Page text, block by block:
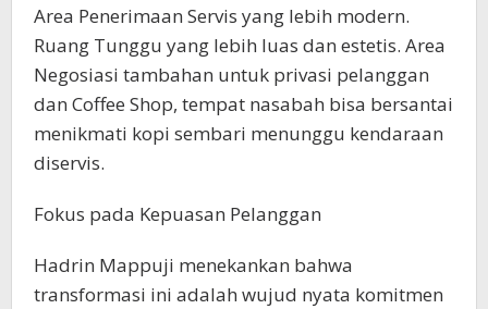
​Area Penerimaan Servis yang lebih modern. ​
Ruang Tunggu yang lebih luas dan estetis. ​Area
Negosiasi tambahan untuk privasi pelanggan
dan Coffee Shop, tempat nasabah bisa bersantai
menikmati kopi sembari menunggu kendaraan
diservis.
​Fokus pada Kepuasan Pelanggan
​Hadrin Mappuji menekankan bahwa
transformasi ini adalah wujud nyata komitmen